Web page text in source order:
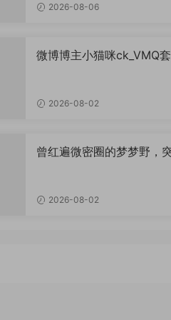
2026-08-06
微博博主小猫咪ck_VMQ套
2026-08-02
曾红遍微密圈的梦梦野，
2026-08-02